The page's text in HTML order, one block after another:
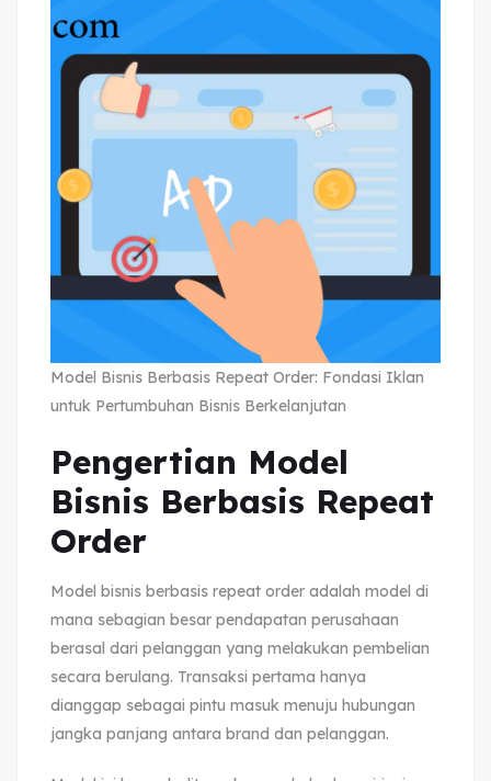
Model Bisnis Berbasis Repeat Order: Fondasi Iklan
untuk Pertumbuhan Bisnis Berkelanjutan
Pengertian Model
Bisnis Berbasis Repeat
Order
Model bisnis berbasis repeat order adalah model di
mana sebagian besar pendapatan perusahaan
berasal dari pelanggan yang melakukan pembelian
secara berulang. Transaksi pertama hanya
dianggap sebagai pintu masuk menuju hubungan
jangka panjang antara brand dan pelanggan.